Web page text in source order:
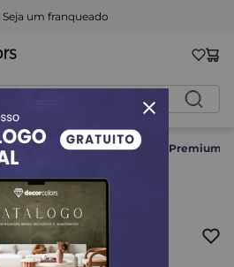
Seja um franqueado
Rendimento Total Tinta Premium
Rendimento